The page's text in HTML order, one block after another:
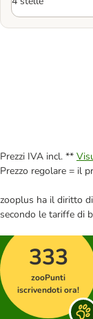
Prezzi IVA incl. **
Prezzo regolare = il
zooplus ha il diritto
secondo le tariffe di
333
zooPunti
iscrivendoti ora!